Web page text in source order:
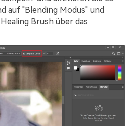
auf "Blending Modus" und
Brush über das